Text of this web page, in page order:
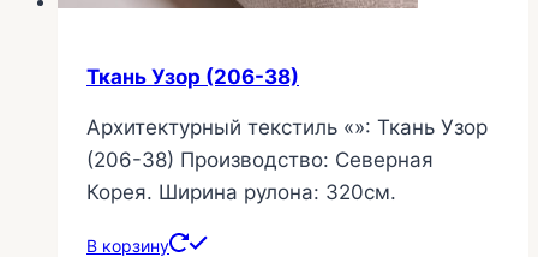
Ткань Узор (206-38)
Архитектурный текстиль «»: Ткань Узор
(206-38) Производство: Северная
Корея. Ширина рулона: 320см.
В корзину